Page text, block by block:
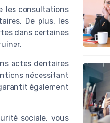
les consultations
De plus, les
dans certaines
actes dentaires
nécessitant
également
sociale, vous